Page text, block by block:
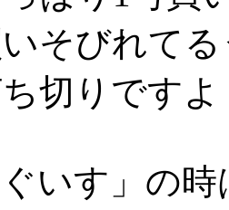
そびれて
切りですよ
いす」の